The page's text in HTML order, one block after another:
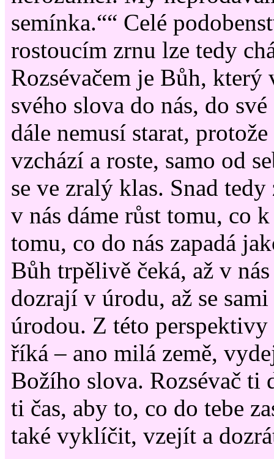
semínka.““ Celé
rostoucím zrnu lze tedy
Rozsévačem je Bůh, který
svého slova do nás, do
dále nemusí starat,
vzchází a roste, samo od
se ve zralý klas. Snad
v nás dáme růst tomu, co
tomu, co do nás zapadá
Bůh trpělivě čeká, až v
dozrají v úrodu, až se sami
úrodou. Z této
říká – ano milá země,
Božího slova. Rozsévač ti
ti čas, aby to, co do tebe
také vyklíčit, vzejít a